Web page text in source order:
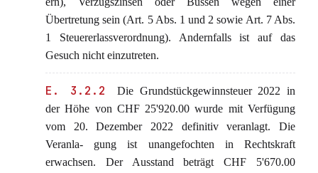
Übertretung sein (Art. 5 Abs. 1 und 2 sowie Art. 7 Abs.
1 Steuererlassverordnung). Andernfalls ist auf das
Gesuch nicht einzutreten.
E. 3.2.2
Die Grundstückgewinnsteuer 2022 in
der Höhe von CHF 25'920.00 wurde mit Verfügung
vom 20. Dezember 2022 definitiv veranlagt. Die
Veranla- gung ist unangefochten in Rechtskraft
erwachsen. Der Ausstand beträgt CHF 5'670.00